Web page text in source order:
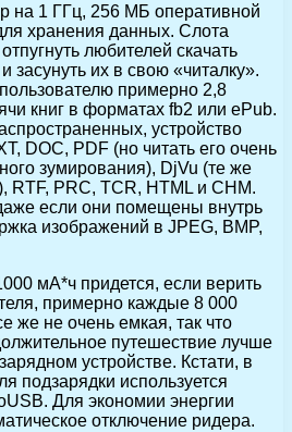
на 1 ГГц, 256 МБ оперативной
хранения данных. Cлота
любителей скачать
засунуть их в свою «читалку».
примерно 2,8
книг в форматах fb2 или ePub.
устройство
DOC, PDF (но читать его очень
зумирования), DjVu (те же
RTF, PRC, TCR, HTML и CHM.
если они помещены внутрь
изображений в JPEG, BMP,
мА*ч придется, если верить
примерно каждые 8 000
же не очень емкая, так что
путешествие лучше
устройстве. Кстати, в
подзарядки используется
Для экономии энергии
отключение ридера.